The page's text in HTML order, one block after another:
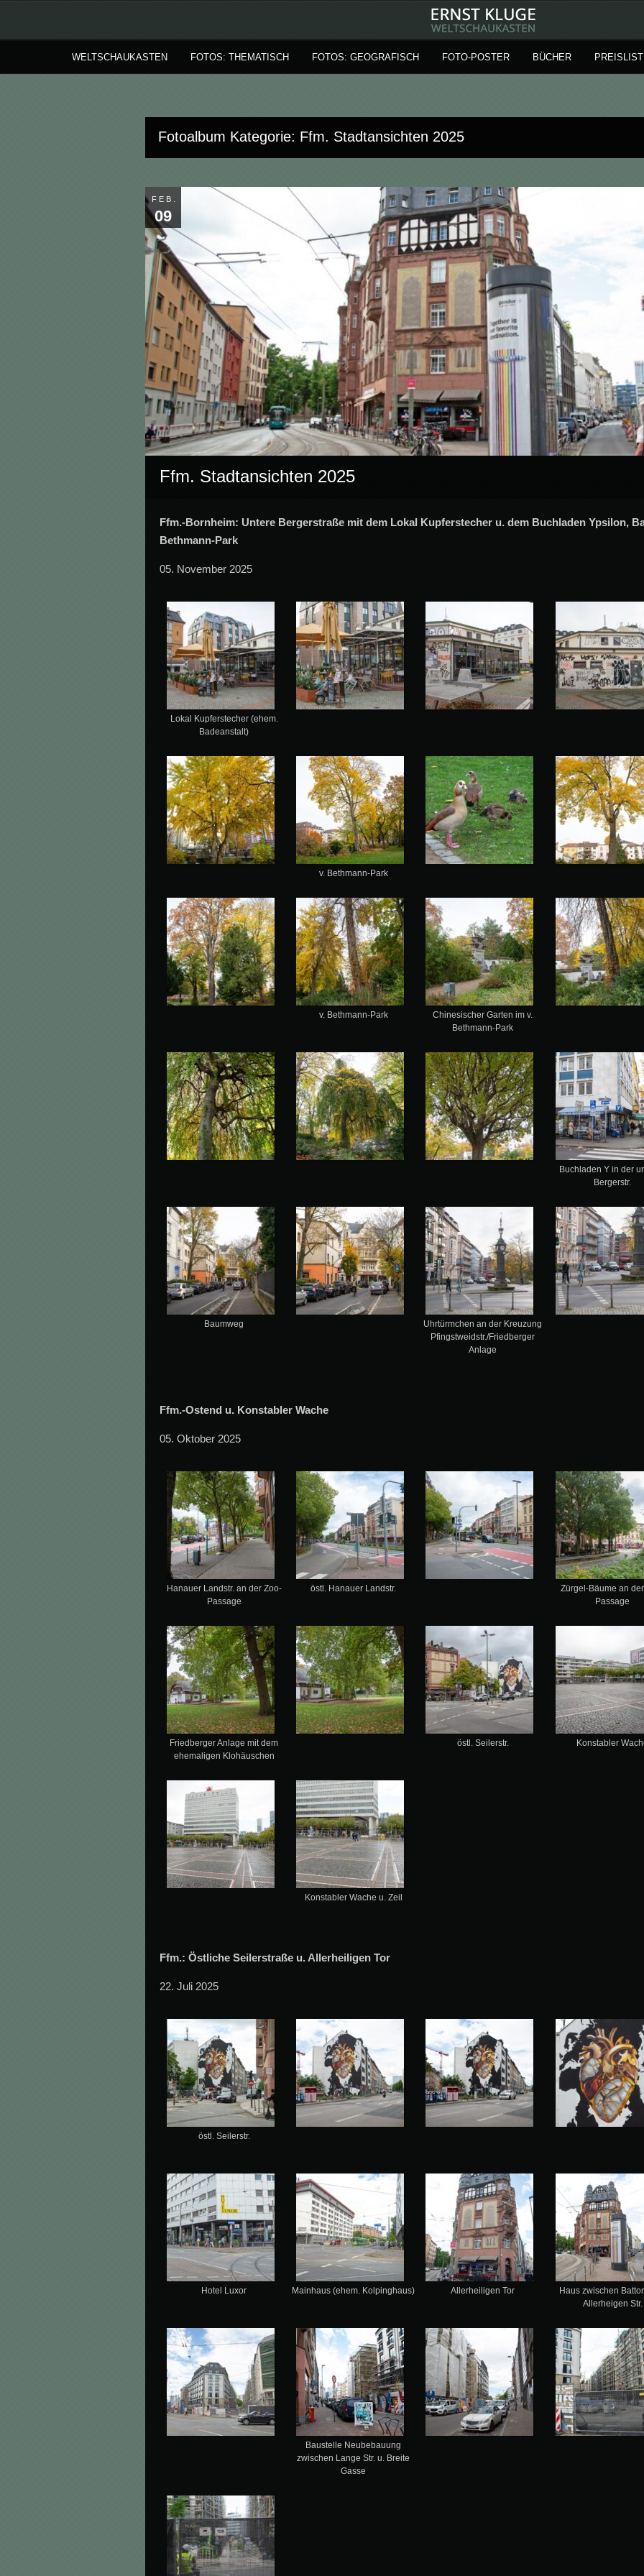
WELTSCHAUKASTEN FOTOS: THEMATISCH FOTOS: GEOGRAFISCH FOTO-POSTER BÜCHER
Fotoalbum Kategorie: Ffm. Stadtansichten 2025
FEB.
09
Ffm. Stadtansichten 2025
Ffm.-Bornheim: Untere Bergerstraße mit dem Lokal Kupferstecher u. dem Buchladen Ypsilon,
Bethmann-Park
05. November 2025
Lokal Kupferstecher (ehem.
Badeanstalt)
v. Bethmann-Park
v. Bethmann-Park
Chinesischer Garten im v.
Bethmann-Park
Buchladen Y in der
Bergerstr.
Baumweg
Uhrtürmchen an der Kreuzung
Pfingstweidstr./Friedberger
Anlage
Ffm.-Ostend u. Konstabler Wache
05. Oktober 2025
Hanauer Landstr. an der Zoo-
Passage
östl. Hanauer Landstr.
Zürgel-Bäume an
Passage
Friedberger Anlage mit dem
ehemaligen Klohäuschen
östl. Seilerstr. Konstabler
Konstabler Wache u. Zeil
Ffm.: Östliche Seilerstraße u. Allerheiligen Tor
22. Juli 2025
östl. Seilerstr.
Hotel Luxor Mainhaus (ehem. Kolpinghaus) Allerheiligen Tor
Haus zwischen
Allerheigen Str.
Baustelle Neubebauung
zwischen Lange Str. u. Breite
Gasse